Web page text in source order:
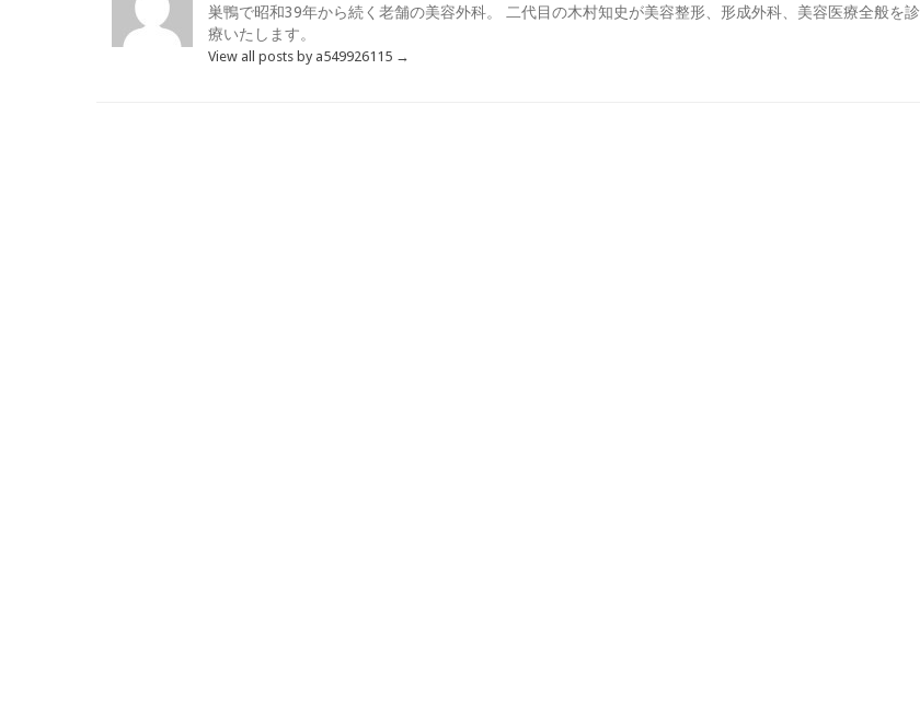
巣鴨で昭和39年から続く老舗の美容外科。 二代目の木村知史が美容整形、形成外科、美容医療全般を診
療いたします。
View all posts by a549926115 →